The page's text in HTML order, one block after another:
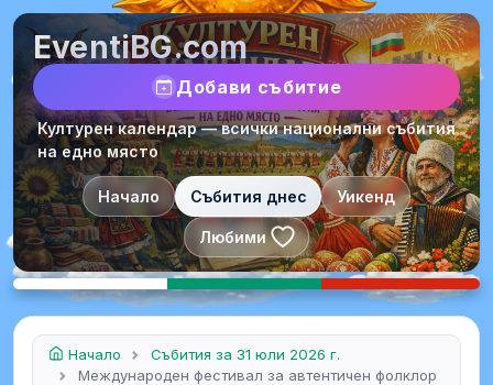
EventiBG.com
Добави събитие
Културен календар — всички национални събития
на едно място
Начало Събития днес Уикенд
Любими
Начало
Събития за 31 юли 2026 г.
Международен фестивал за автентичен фолклор